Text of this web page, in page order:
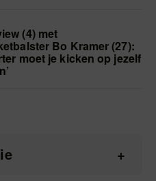
(4) met
Bo Kramer (27):
moet je kicken op jezelf